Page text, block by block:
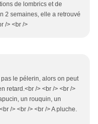
de lombrics et de
2 semaines, elle a retrouvé
/> <br />
le pélerin, alors on peut
retard.<br /> <br /> <br />
un rouquin, un
/> <br /> <br /> A pluche.